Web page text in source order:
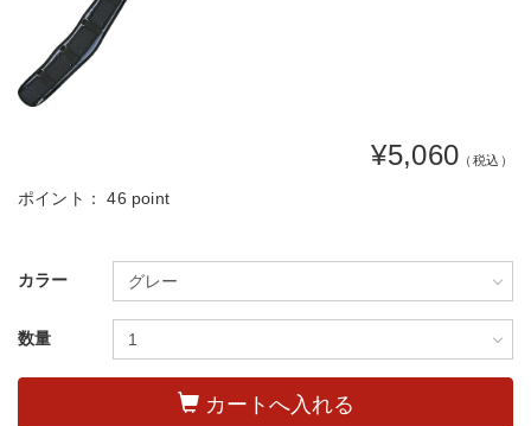
¥5,060 （税込）
ポイント：46 point
カラー
数量
カートへ入れる